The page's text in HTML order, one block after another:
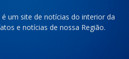
um site de notícias do interior da
e notícias de nossa Região.